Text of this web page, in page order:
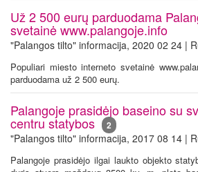
Už 2 500 eurų parduodama
svetainė www.palangoje.info
"Palangos tilto" informacija, 2020 02 24 |
Populiari miesto interneto svetainė
parduodama už 2 500 eurų.
Palangoje prasidėjo baseino su
centru statybos 2
"Palangos tilto" informacija, 2017 08 14 |
Palangoje prasidėjo ilgai laukto objekto